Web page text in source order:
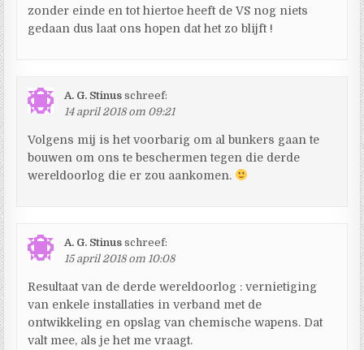
zonder einde en tot hiertoe heeft de VS nog niets
gedaan dus laat ons hopen dat het zo blijft !
A. G. Stinus schreef:
14 april 2018 om 09:21
Volgens mij is het voorbarig om al bunkers gaan te
bouwen om ons te beschermen tegen die derde
wereldoorlog die er zou aankomen.
A. G. Stinus schreef:
15 april 2018 om 10:08
Resultaat van de derde wereldoorlog : vernietiging
van enkele installaties in verband met de
ontwikkeling en opslag van chemische wapens. Dat
valt mee, als je het me vraagt.